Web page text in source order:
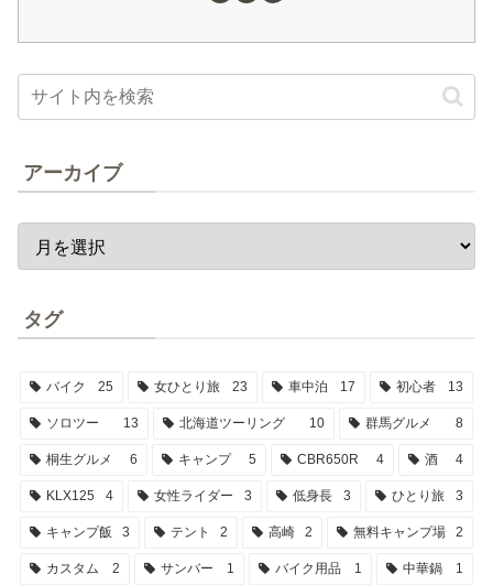
アーカイブ
タグ
バイク 25 女ひとり旅 23 車中泊 17 初心者 13
ソロツー 13 北海道ツーリング 10 群馬グルメ 8
桐生グルメ 6 キャンプ 5 CBR650R 4 酒 4
KLX125 4 女性ライダー 3 低身長 3 ひとり旅 3
キャンプ飯 3 テント 2 高崎 2 無料キャンプ場 2
カスタム 2 サンバー 1 バイク用品 1 中華鍋 1